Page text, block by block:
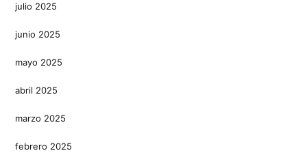
julio 2025
junio 2025
mayo 2025
abril 2025
marzo 2025
febrero 2025